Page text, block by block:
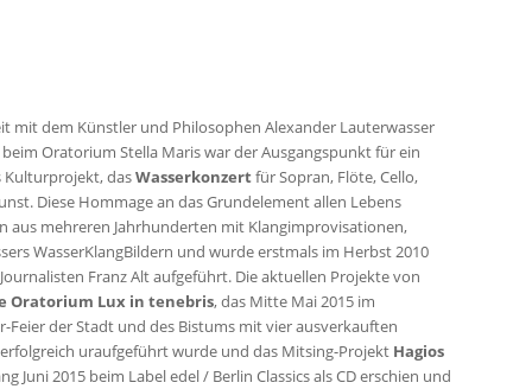
mit dem Künstler und Philosophen Alexander Lauterwasser
Oratorium Stella Maris war der Ausgangspunkt für ein
Kulturprojekt, dasWasserkonzertfür Sopran, Flöte, Cello,
Diese Hommage an das Grundelement allen Lebens
aus mehreren Jahrhunderten mit Klangimprovisationen,
WasserKlangBildern und wurde erstmals im Herbst 2010
Franz Alt aufgeführt. Die aktuellen Projekte von
Oratorium Lux in tenebris, das Mitte Mai 2015 im
Feier der Stadt und des Bistums mit vier ausverkauften
uraufgeführt wurde und das Mitsing-Projekt Hagios
Juni 2015 beim Label edel / Berlin Classics als CD erschien und